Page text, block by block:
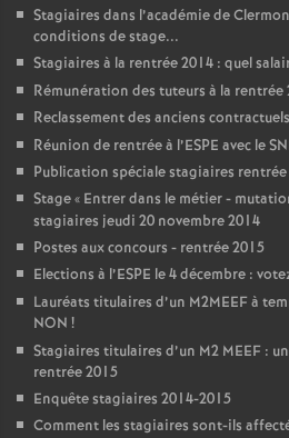
Stagiaires dans l’académie de
conditions de stage...
Stagiaires à la rentrée 2014 : quel
Rémunération des tuteurs à la rentrée
Reclassement des anciens
Réunion de rentrée à l’ESPE avec le
Publication spéciale stagiaires
Stage « Entrer dans le métier -
stagiaires jeudi 20 novembre 2014
Postes aux concours - rentrée 2015
Elections à l’ESPE le 4 décembre :
Lauréats titulaires d’un M2MEEF à
NON !
Stagiaires titulaires d’un M2 MEEF :
rentrée 2015
Enquête stagiaires 2014-2015
Comment les stagiaires sont-ils